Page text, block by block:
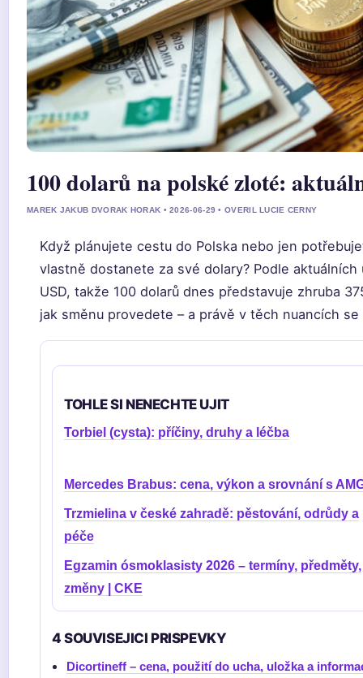
100 dolarů na polské zloté:
MAREK JAKUB DVORAK HORAK • 2026-06-29 • OVERIL LUCIE CERNY
Když plánujete cestu do Polska nebo jen
vlastně dostanete za své dolary? Podle
USD, takže 100 dolarů dnes představuje zhruba
jak směnu provedete – a právě v těch nuancích
TOHLE SI NENECHTE UJIT
Torbiel (cysta): příčiny, druhy a léčba
Mercedes Brabus: cena, výkon a srovnání s
Trzmielina v české zahradě: pěstování, odrůdy a
péče
Egzamin ósmoklasisty 2026 – termíny, předměty,
změny | CKE
4 SOUVISEJICI PRISPEVKY
Dicortineff – cena, použití do ucha, uložka a